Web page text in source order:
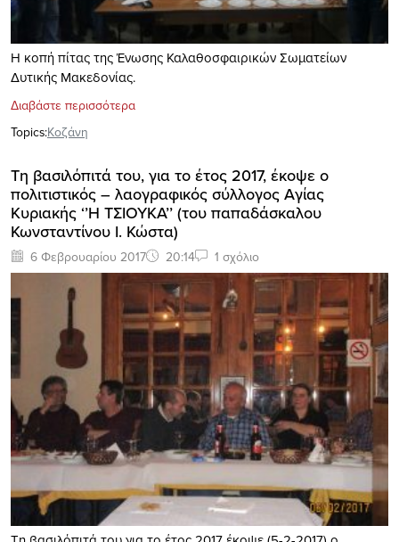
Η κοπή πίτας της Ένωσης Καλαθοσφαιρικών Σωματείων
Δυτικής Μακεδονίας.
Διαβάστε περισσότερα
Topics:Κοζάνη
Τη βασιλόπιτά του, για το έτος 2017, έκοψε ο
πολιτιστικός – λαογραφικός σύλλογος Αγίας
Κυριακής ‘’Η ΤΣΙΟΥΚΑ’’ (του παπαδάσκαλου
Κωνσταντίνου Ι. Κώστα)
6 Φεβρουαρίου 2017 20:14 1 σχόλιο